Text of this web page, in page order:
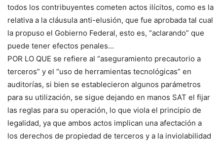
todos los contribuyentes cometen actos ilícitos, como es la
relativa a la cláusula anti-elusión, que fue aprobada tal cual
la propuso el Gobierno Federal, esto es, “aclarando” que
puede tener efectos penales…
POR LO QUE se refiere al “aseguramiento precautorio a
terceros” y el “uso de herramientas tecnológicas” en
auditorías, si bien se establecieron algunos parámetros
para su utilización, se sigue dejando en manos SAT el fijar
las reglas para su operación, lo que viola el principio de
legalidad, ya que ambos actos implican una afectación a
los derechos de propiedad de terceros y a la inviolabilidad